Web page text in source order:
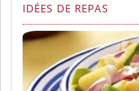
IDÉES DE REPAS